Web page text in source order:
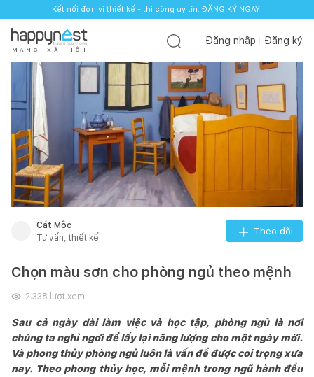
Kết nối đơn vị thiết kế - thi công uy tín. ĐĂNG KÝ NGAY!
M Ạ N G X Ã H Ộ I
Đăng nhập Đăng ký
Cát Mộc
Tư vấn, thiết kế
Theo dõi
Chọn màu sơn cho phòng ngủ theo mệnh
2.338 lượt xem
Sau cả ngày dài làm việc và học tập, phòng ngủ là nơi
chúng ta nghỉ ngơi để lấy lại năng lượng cho một ngày mới.
Và phong thủy phòng ngủ luôn là vấn đề được coi trọng xưa
nay. Theo phong thủy học, mỗi mệnh trong ngũ hành đều